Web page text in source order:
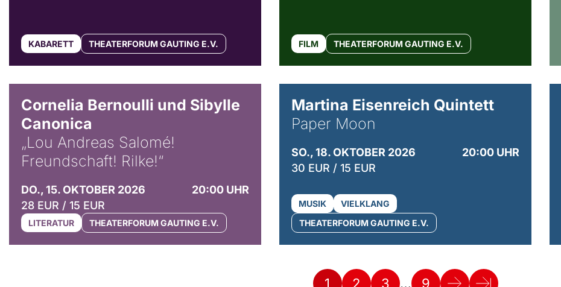
KABARETT THEATERFORUM GAUTING E.V. FILM THEATERFORUM GAUTING E.V.
Cornelia Bernoulli und Sibylle
Canonica
„Lou Andreas Salomé!
Freundschaft! Rilke!“
DO., 15. OKTOBER 2026
20:00 UHR
28 EUR / 15 EUR
LITERATUR THEATERFORUM GAUTING E.V.
Martina Eisenreich Quintett
Paper Moon
SO., 18. OKTOBER 2026
20:00 UHR
30 EUR / 15 EUR
MUSIK
VIELKLANG
THEATERFORUM GAUTING E.V.
1 2 3 … 9